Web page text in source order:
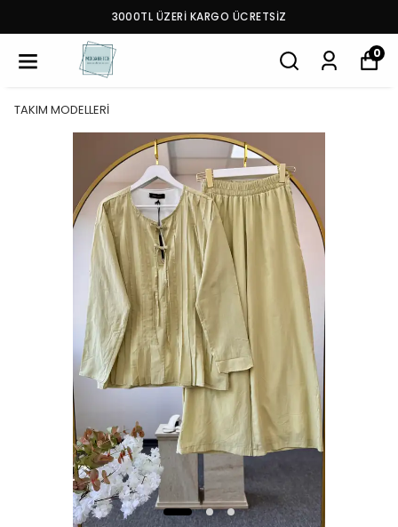
3000TL ÜZERİ KARGO ÜCRETSİZ
0
TAKIM MODELLERİ